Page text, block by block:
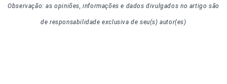
Observação: as opiniões, informações e dados divulgados no artigo são
de responsabilidade exclusiva de seu(s) autor(es)